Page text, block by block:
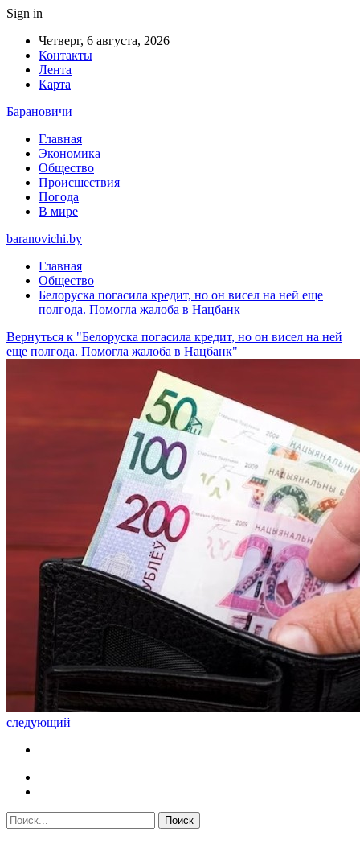
Sign in
Четверг, 6 августа, 2026
Контакты
Лента
Карта
Барановичи
Главная
Экономика
Общество
Происшествия
Погода
В мире
baranovichi.by
Главная
Общество
Белоруска погасила кредит, но он висел на ней еще
полгода. Помогла жалоба в Нацбанк
Вернуться к "Белоруска погасила кредит, но он висел на ней
еще полгода. Помогла жалоба в Нацбанк"
следующий